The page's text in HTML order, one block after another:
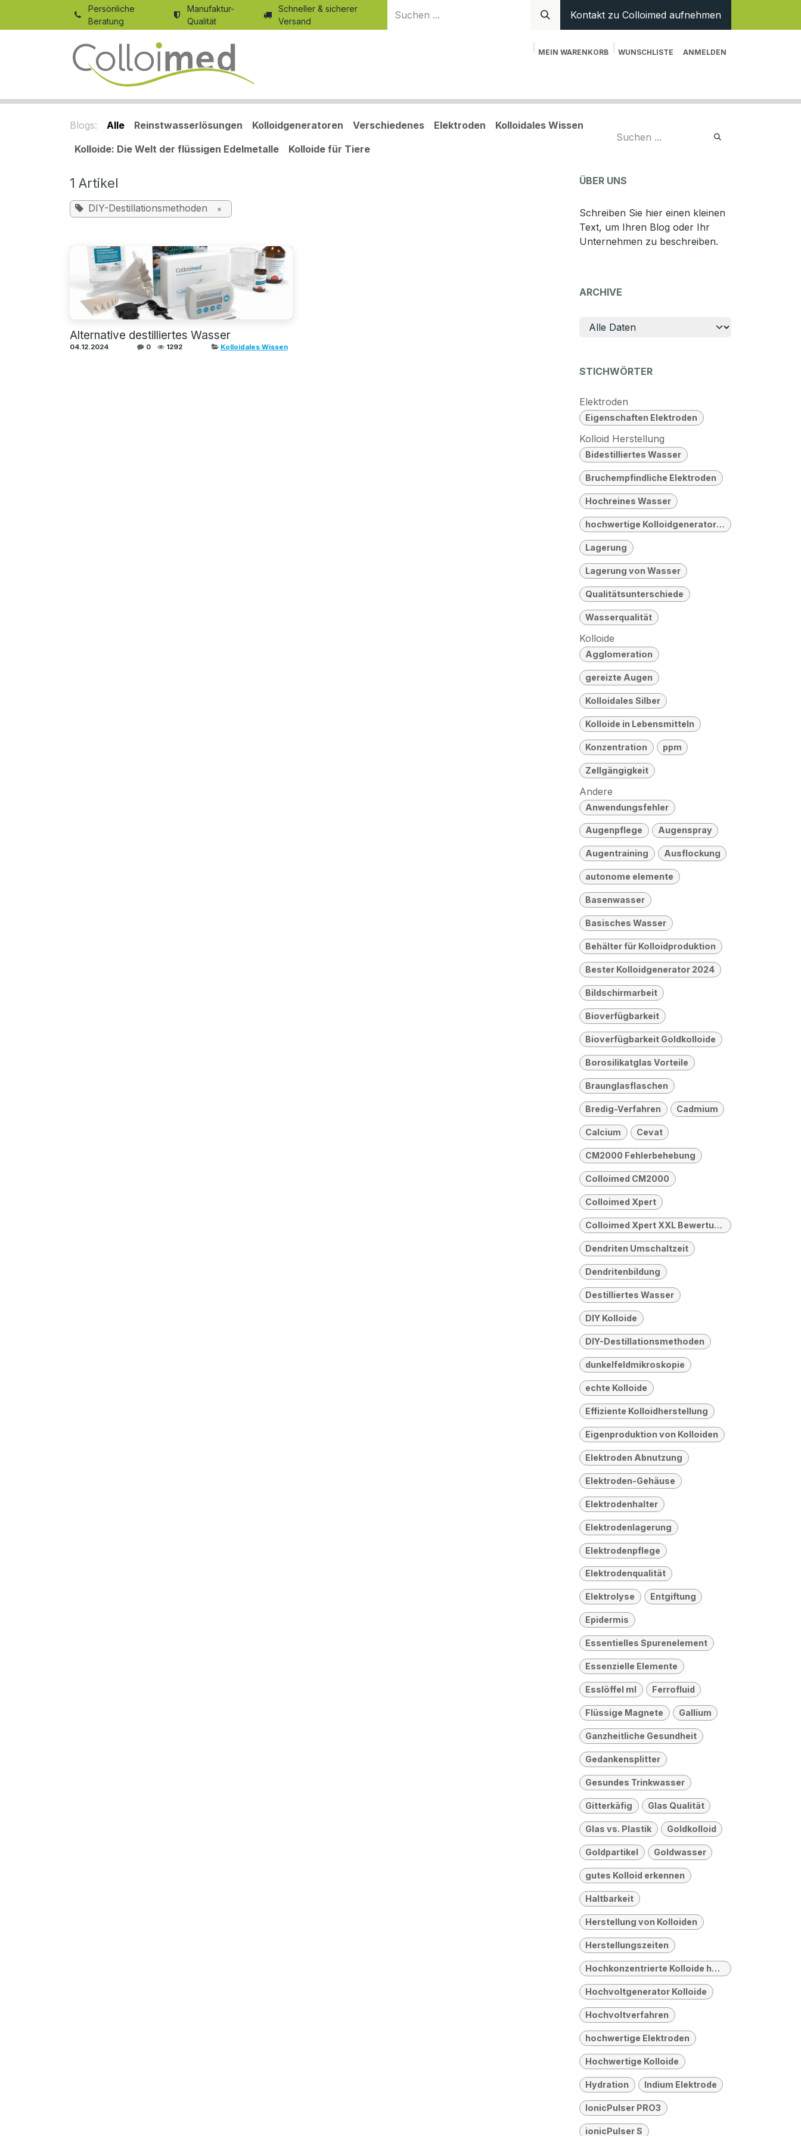
Persönliche
Beratung
Manufaktur-
Qualität
Schneller & sicherer
Versand
Kontakt zu Colloimed aufnehmen
MEIN WARENKORB WUNSCHLISTE ANMELDEN
Blogs: Alle Reinstwasserlösungen Kolloidgeneratoren Verschiedenes Elektroden
Kolloidales Wissen
Kolloide: Die Welt der flüssigen Edelmetalle
Kolloide für Tiere
1 Artikel
DIY-Destillationsmethoden ×
Alternative destilliertes Wasser
04.12.2024 0 1292 Kolloidales Wissen
ÜBER UNS
Schreiben Sie hier einen kleinen
Text, um Ihren Blog oder Ihr
Unternehmen zu beschreiben.
ARCHIVE
STICHWÖRTER
Elektroden
Eigenschaften Elektroden
Kolloid Herstellung
Bidestilliertes Wasser
Bruchempfindliche Elektroden
Hochreines Wasser
hochwertige Kolloidgeneratoren
Lagerung
Lagerung von Wasser
Qualitätsunterschiede
Wasserqualität
Kolloide
Agglomeration
gereizte Augen
Kolloidales Silber
Kolloide in Lebensmitteln
Konzentration ppm
Zellgängigkeit
Andere
Anwendungsfehler
Augenpflege Augenspray
Augentraining Ausflockung
autonome elemente
Basenwasser
Basisches Wasser
Behälter für Kolloidproduktion
Bester Kolloidgenerator 2024
Bildschirmarbeit
Bioverfügbarkeit
Bioverfügbarkeit Goldkolloide
Borosilikatglas Vorteile
Braunglasflaschen
Bredig-Verfahren Cadmium
Calcium Cevat
CM2000 Fehlerbehebung
Colloimed CM2000
Colloimed Xpert
Colloimed Xpert XXL Bewertung
Dendriten Umschaltzeit
Dendritenbildung
Destilliertes Wasser
DIY Kolloide
DIY-Destillationsmethoden
dunkelfeldmikroskopie
echte Kolloide
Effiziente Kolloidherstellung
Eigenproduktion von Kolloiden
Elektroden Abnutzung
Elektroden-Gehäuse
Elektrodenhalter
Elektrodenlagerung
Elektrodenpflege
Elektrodenqualität
Elektrolyse Entgiftung
Epidermis
Essentielles Spurenelement
Essenzielle Elemente
Esslöffel ml Ferrofluid
Flüssige Magnete Gallium
Ganzheitliche Gesundheit
Gedankensplitter
Gesundes Trinkwasser
Gitterkäfig Glas Qualität
Glas vs. Plastik Goldkolloid
Goldpartikel Goldwasser
gutes Kolloid erkennen
Haltbarkeit
Herstellung von Kolloiden
Herstellungszeiten
Hochkonzentrierte Kolloide herstellen
Hochvoltgenerator Kolloide
Hochvoltverfahren
hochwertige Elektroden
Hochwertige Kolloide
Hydration Indium Elektrode
IonicPulser PRO3
ionicPulser S